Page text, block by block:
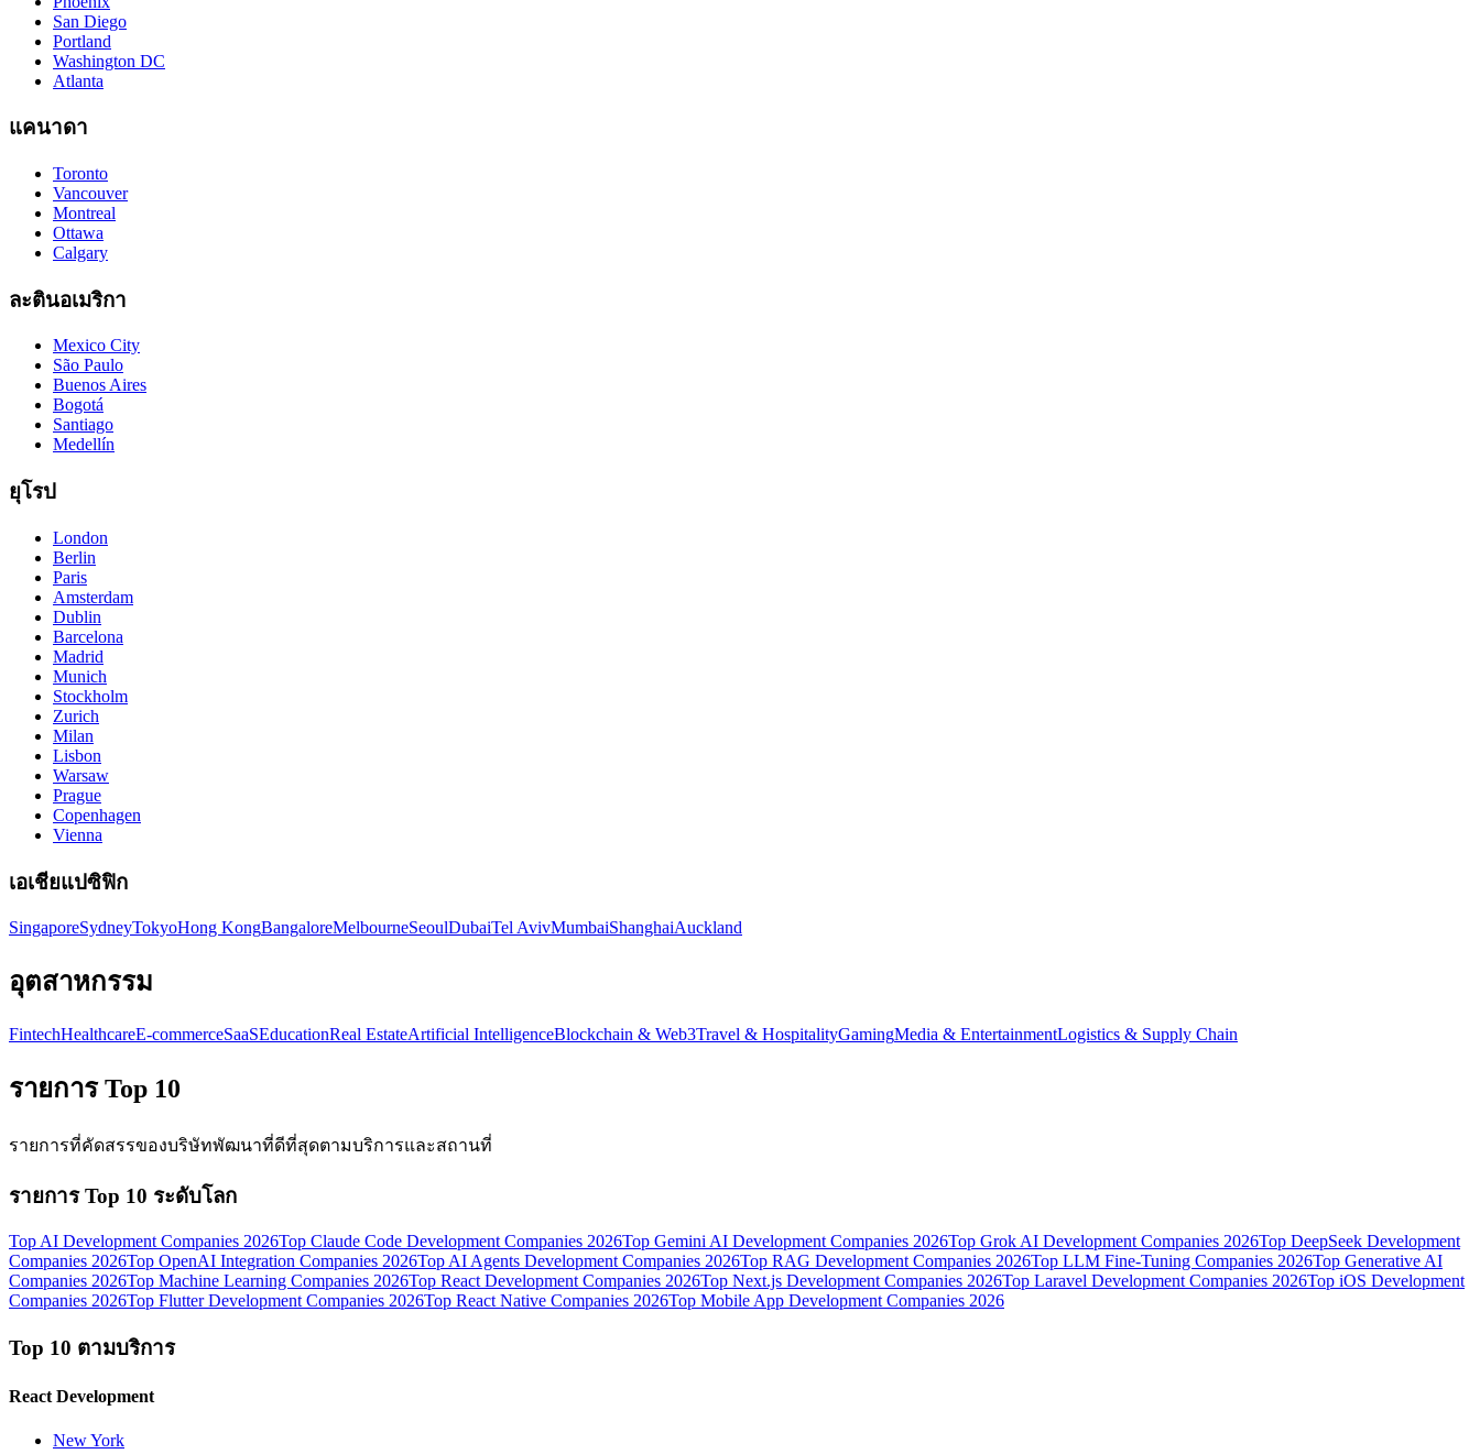
San Diego
Portland
Washington DC
Atlanta
แคนาดา
Toronto
Vancouver
Montreal
Ottawa
Calgary
ละตินอเมริกา
Mexico City
São Paulo
Buenos Aires
Bogotá
Santiago
Medellín
ยุโรป
London
Berlin
Paris
Amsterdam
Dublin
Barcelona
Madrid
Munich
Stockholm
Zurich
Milan
Lisbon
Warsaw
Prague
Copenhagen
Vienna
เอเชียแปซิฟิก
SingaporeSydneyTokyoHong KongBangaloreMelbourneSeoulDubaiTel AvivMumbaiShanghaiAuckland
อุตสาหกรรม
FintechHealthcareE-commerceSaaSEducationReal EstateArtificial IntelligenceBlockchain & Web3Travel & HospitalityGamingMedia & EntertainmentLogistics & Supply Chain
รายการ Top 10
รายการที่คัดสรรของบริษัทพัฒนาที่ดีที่สุดตามบริการและสถานที่
รายการ Top 10 ระดับโลก
Top AI Development Companies 2026Top Claude Code Development Companies 2026Top Gemini AI Development Companies 2026Top Grok AI Development Companies 2026Top DeepSeek Development
Companies 2026Top OpenAI Integration Companies 2026Top AI Agents Development Companies 2026Top RAG Development Companies 2026Top LLM Fine-Tuning Companies 2026Top Generative AI
Companies 2026Top Machine Learning Companies 2026Top React Development Companies 2026Top Next.js Development Companies 2026Top Laravel Development Companies 2026Top iOS Development
Companies 2026Top Flutter Development Companies 2026Top React Native Companies 2026Top Mobile App Development Companies 2026
Top 10 ตามบริการ
React Development
New York